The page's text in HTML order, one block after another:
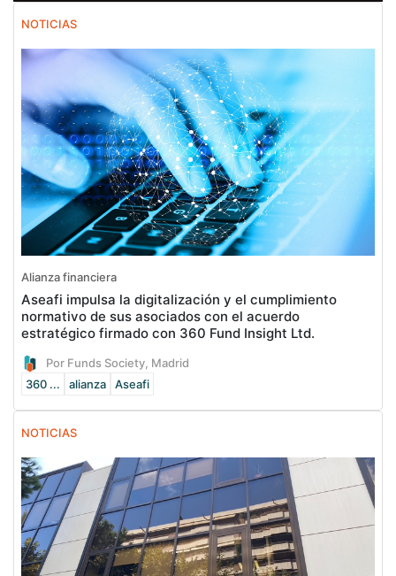
NOTICIAS
Alianza financiera
Aseafi impulsa la digitalización y el cumplimiento
normativo de sus asociados con el acuerdo
estratégico firmado con 360 Fund Insight Ltd.
Por Funds Society, Madrid
360 ...
alianza Aseafi
NOTICIAS